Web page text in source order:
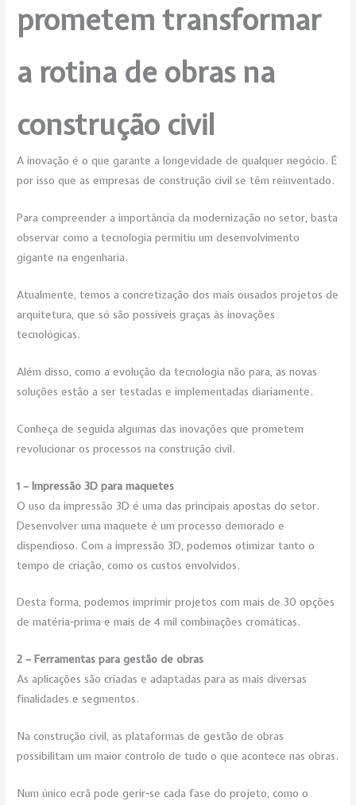
prometem transformar
a rotina de obras na
construção civil
A inovação é o que garante a longevidade de qualquer negócio. É
por isso que as empresas de construção civil se têm reinventado.
Para compreender a importância da modernização no setor, basta
observar como a tecnologia permitiu um desenvolvimento
gigante na engenharia.
Atualmente, temos a concretização dos mais ousados projetos de
arquitetura, que só são possíveis graças às inovações
tecnológicas.
Além disso, como a evolução da tecnologia não para, as novas
soluções estão a ser testadas e implementadas diariamente.
Conheça de seguida algumas das inovações que prometem
revolucionar os processos na construção civil.
1 – Impressão 3D para maquetes
O uso da impressão 3D é uma das principais apostas do setor.
Desenvolver uma maquete é um processo demorado e
dispendioso. Com a impressão 3D, podemos otimizar tanto o
tempo de criação, como os custos envolvidos.
Desta forma, podemos imprimir projetos com mais de 30 opções
de matéria-prima e mais de 4 mil combinações cromáticas.
2 – Ferramentas para gestão de obras
As aplicações são criadas e adaptadas para as mais diversas
finalidades e segmentos.
Na construção civil, as plataformas de gestão de obras
possibilitam um maior controlo de tudo o que acontece nas obras.
Num único ecrã pode gerir-se cada fase do projeto, como o